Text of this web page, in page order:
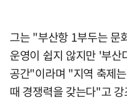
그는 "부산항 1부두는 문
운영이 쉽지 않지만 '부
공간"이라며 "지역 축제
때 경쟁력을 갖는다"고 강